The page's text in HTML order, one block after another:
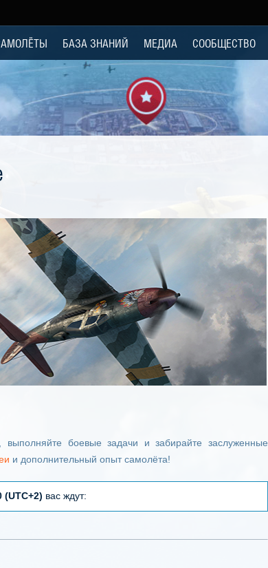
БАЗА ЗНАНИЙ МЕДИА СООБЩЕСТВО
боевые задачи и забирайте заслуженные
и дополнительный опыт самолёта!
(UTC+2) вас ждут: